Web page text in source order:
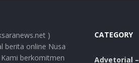
)
berita online Nusa
berkomitmen
CATEGORY
Advetorial –